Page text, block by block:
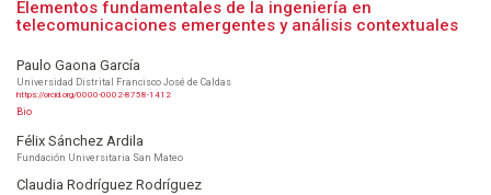
Elementos fundamentales de la ingeniería en
telecomunicaciones emergentes y análisis contextuales
Paulo Gaona García
Universidad Distrital Francisco José de Caldas
https://orcid.org/0000-0002-8758-1412
Bio
Félix Sánchez Ardila
Fundación Universitaria San Mateo
Claudia Rodríguez Rodríguez